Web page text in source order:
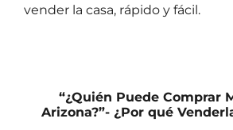
vender la casa, rápido y fácil.
“¿Quién Puede Comprar
Arizona?”- ¿Por qué